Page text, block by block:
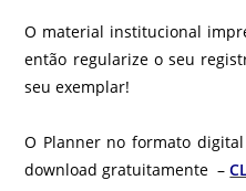
O material institucional
então regularize o seu
seu exemplar!
O Planner no formato
download gratuitamente –